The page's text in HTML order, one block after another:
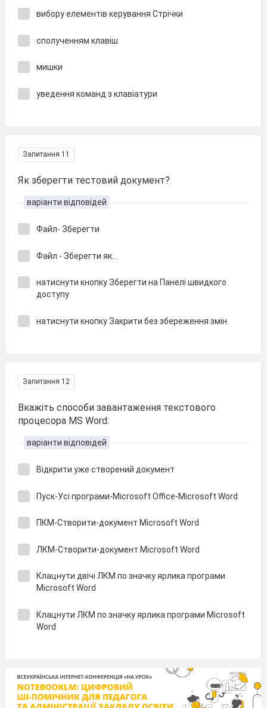
вибору елементів керування Стрічки
сполученням клавіш
мишки
уведення команд з клавіатури
Запитання 11
Як зберегти тестовий документ?
варіанти відповідей
Файл- Зберегти
Файл - Зберегти як...
натиснути кнопку Зберегти на Панелі швидкого
доступу
натиснути кнопку Закрити без збереження змін
Запитання 12
Вкажіть способи завантаження текстового
процесора MS Word:
варіанти відповідей
Відкрити уже створений документ
Пуск-Усі програми-Microsoft Office-Microsoft Word
ПКМ-Створити-документ Microsoft Word
ЛКМ-Створити-документ Microsoft Word
Клацнути двічі ЛКМ по значку ярлика програми
Microsoft Word
Клацнути ЛКМ по значку ярлика програми Microsoft
Word